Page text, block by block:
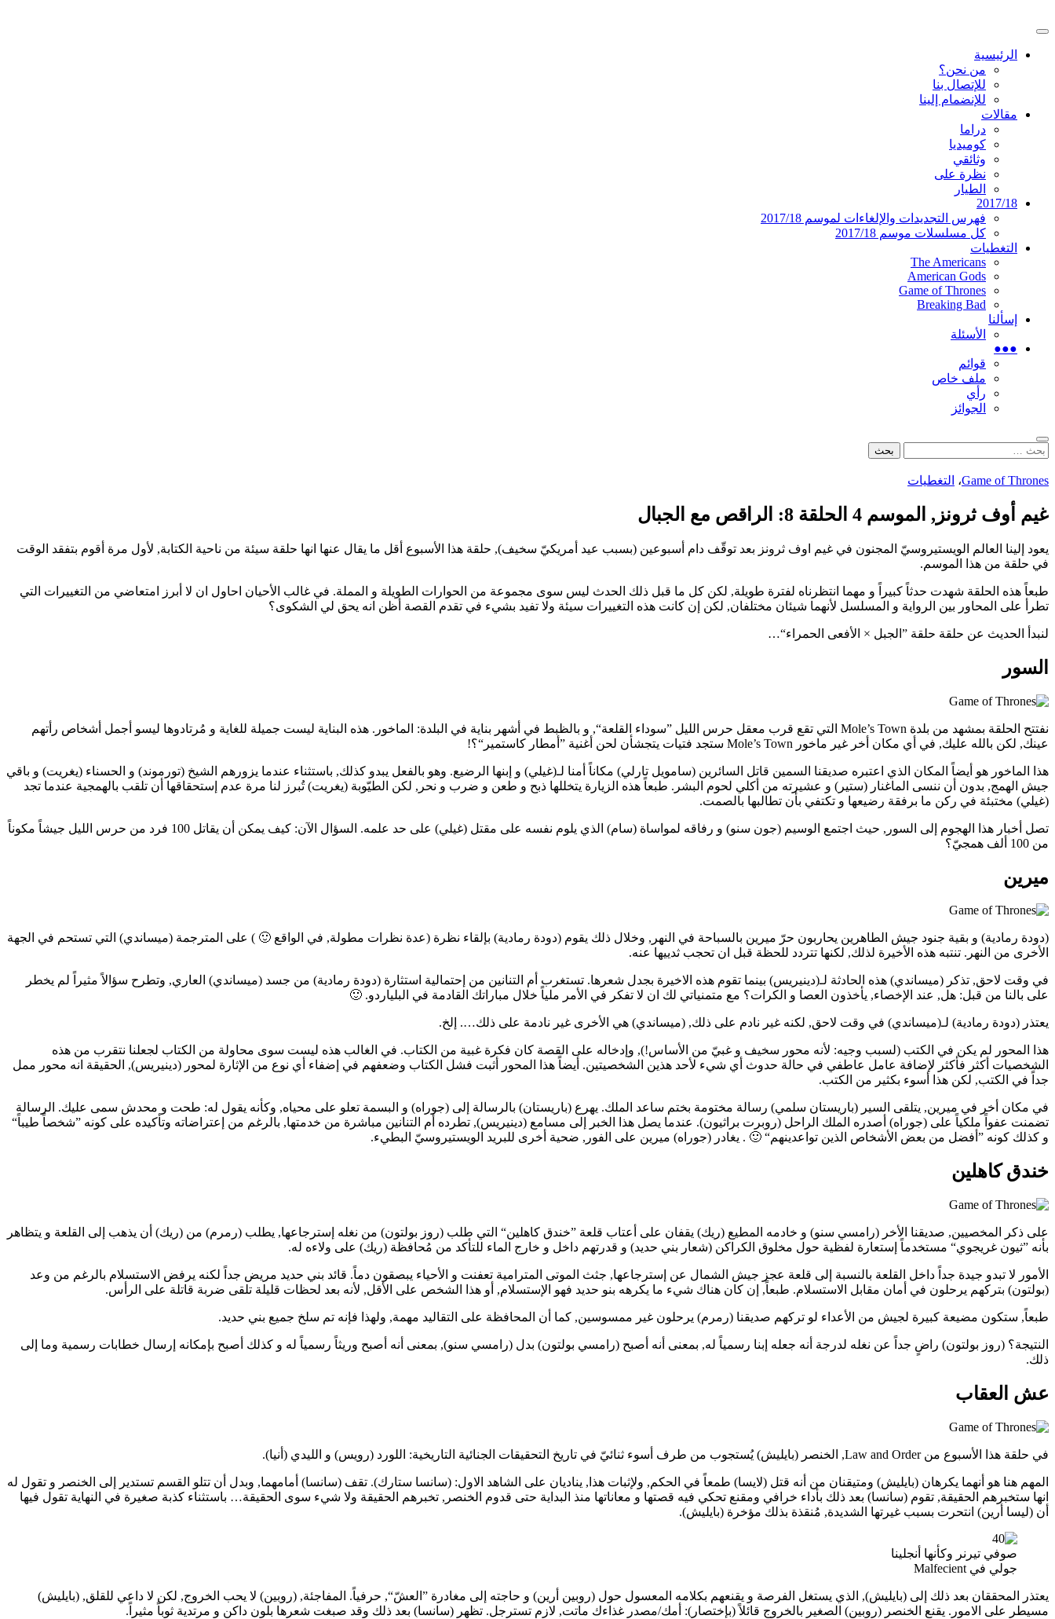
إلى
دليل التلفزيون العربي
موقع عربي متخصص في أخبار ومقالات حول المسلسلات الأجنبية
القائمة
الرئيسيةالرئيسية
من نحن؟
للإتصال بنا
للإنضمام إلينا
مقالات
دراما
كوميديا
وثائقي
نظرة على
الطيار
2017/18
فهرس التجديدات والإلغاءات لموسم 2017/18
كل مسلسلات موسم 2017/18
التغطيات
The Americans
American Gods
Game of Thrones
Breaking Bad
إسألنا
الأسئلة
●●●
قوائم
ملف خاص
رأي
الجوائز
بحث
البحث
Game of Thrones، التغطيات
غيم أوف ثرونز, الموسم 4 الحلقة 8: الراقص مع الجبال
يعود إلينا العالم الويستيروسيّ المجنون في غيم اوف ثرونز بعد توقّف دام أسبوعين (بسبب عيد أمريكيّ سخيف), حلقة هذا الأسبوع أقل ما يقال عنها انها حلقة سيئة من ناحية الكتابة, لأول مرة أقوم بتفقد الوقت
في حلقة من هذا الموسم.
طبعاً هذه الحلقة شهدت حدثاً كبيراً و مهما انتظرناه لفترة طويلة, لكن كل ما قبل ذلك الحدث ليس سوى مجموعة من الحوارات الطويلة و المملة. في غالب الأحيان احاول ان لا أبرز امتعاضي من التغييرات التي
تطرأ على المحاور بين الرواية و المسلسل لأنهما شيئان مختلفان, لكن إن كانت هذه التغييرات سيئة ولا تفيد بشيء في تقدم القصة أظن انه يحق لي الشكوى؟
لنبدأ الحديث عن حلقة حلقة ”الجبل × الأفعى الحمراء“…
السور
نفتتح الحلقة بمشهد من بلدة Mole’s Town التي تقع قرب معقل حرس الليل ”سوداء القلعة“, و بالظبط في أشهر بناية في البلدة: الماخور. هذه البناية ليست جميلة للغاية و مُرتادوها ليسو أجمل أشخاص رأتهم
عينك, لكن بالله عليك, في أي مكان أخر غير ماخور Mole’s Town ستجد فتيات يتجشأن لحن أغنية ”أمطار كاستمير“؟!
هذا الماخور هو أيضاً المكان الذي اعتبره صديقنا السمين قاتل السائرين (سامويل تارلي) مكاناً أمنا لـ(غيلي) و إبنها الرضيع. وهو بالفعل يبدو كذلك, باستثناء عندما يزورهم الشيخ (تورموند) و الحسناء (يغريت) و باقي
جيش الهمج, بدون أن ننسى الماغنار (ستير) و عشيرته من أكلي لحوم البشر. طبعاً هذه الزيارة يتخللها ذبح و طعن و ضرب و نحر, لكن الطيّوبة (يغريت) تُبرز لنا مرة عدم إستحقاقها أن تلقب بالهمجية عندما تجد
(غيلي) مختبئة في ركن ما برفقة رضيعها و تكتفي بأن تطالبها بالصمت.
تصل أخبار هذا الهجوم إلى السور, حيث اجتمع الوسيم (جون سنو) و رفاقه لمواساة (سام) الذي يلوم نفسه على مقتل (غيلي) على حد علمه. السؤال الآن: كيف يمكن أن يقاتل 100 فرد من حرس الليل جيشاً مكوناً
من 100 ألف همجيّ؟
ميرين
(دودة رمادية) و بقية جنود جيش الطاهرين يحاربون حرّ ميرين بالسباحة في النهر, وخلال ذلك يقوم (دودة رمادية) بإلقاء نظرة (عدة نظرات مطولة, في الواقع 🙂 ) على المترجمة (ميساندي) التي تستحم في الجهة
الأخرى من النهر. تنتبه هذه الأخيرة لذلك, لكنها تتردد للحظة قبل ان تحجب ثدييها عنه.
في وقت لاحق, تذكر (ميساندي) هذه الحادثة لـ(دينيريس) بينما تقوم هذه الاخيرة بجدل شعرها. تستغرب أم التنانين من إحتمالية استثارة (دودة رمادية) من جسد (ميساندي) العاري, وتطرح سؤالاً مثيراً لم يخطر
على بالنا من قبل: هل, عند الإخصاء, يأخذون العصا و الكرات؟ مع متمنياتي لك ان لا تفكر في الأمر ملياً خلال مباراتك القادمة في البلياردو. 🙂
يعتذر (دودة رمادية) لـ(ميساندي) في وقت لاحق, لكنه غير نادم على ذلك, (ميساندي) هي الأخرى غير نادمة على ذلك…. إلخ.
هذا المحور لم يكن في الكتب (لسبب وجيه: لأنه محور سخيف و غبيّ من الأساس!), وإدخاله على القصة كان فكرة غبية من الكتاب. في الغالب هذه ليست سوى محاولة من الكتاب لجعلنا نتقرب من هذه
الشخصيات أكثر فأكثر لإضافة عامل عاطفي في حالة حدوث أي شيء لأحد هذين الشخصيتين. أيضاً هذا المحور أثبت فشل الكتاب وضعفهم في إضفاء أي نوع من الإثارة لمحور (دينيريس), الحقيقة انه محور ممل
جداً في الكتب, لكن هذا أسوء بكثير من الكتب.
في مكان أخر في ميرين, يتلقى السير (باريستان سلمي) رسالة مختومة بختم ساعد الملك. يهرع (باريستان) بالرسالة إلى (جوراه) و البسمة تعلو على محياه, وكأنه يقول له: طحت و محدش سمى عليك. الرسالة
تضمنت عفواً ملكياً على (جوراه) أصدره الملك الراحل (روبرت براثيون). عندما يصل هذا الخبر إلى مسامع (دينيريس), تطرده أم التنانين مباشرة من خدمتها, بالرغم من إعتراضاته وتأكيده على كونه ”شخصاً طيباً“
و كذلك كونه ”أفضل من بعض الأشخاص الذين تواعدينهم“ 🙂 . يغادر (جوراه) ميرين على الفور, ضحية أخرى للبريد الويستيروسيّ البطيء.
خندق كاهلين
على ذكر المخصيين, صديقنا الأخر (رامسي سنو) و خادمه المطيع (ريك) يقفان على أعتاب قلعة ”خندق كاهلين“ التي طلب (روز بولتون) من نغله إسترجاعها, يطلب (رمرم) من (ريك) أن يذهب إلى القلعة و يتظاهر
بأنه ”ثيون غريجوي“ مستخدماً إستعارة لفظية حول مخلوق الكراكن (شعار بني حديد) و قدرتهم داخل و خارج الماء للتأكد من مُحافظة (ريك) على ولاءه له.
الأمور لا تبدو جيدة جداً داخل القلعة بالنسبة إلى قلعة عجز جيش الشمال عن إسترجاعها, جثث الموتى المترامية تعفنت و الأحياء يبصقون دماً. قائد بني حديد مريض جداً لكنه يرفض الاستسلام بالرغم من وعد
(بولتون) بتركهم يرحلون في أمان مقابل الاستسلام. طبعاً, إن كان هناك شيء ما يكرهه بنو حديد فهو الإستسلام, أو هذا الشخص على الأقل, لأنه بعد لحظات قليلة تلقى ضربة قاتلة على الرأس.
طبعاً, ستكون مضيعة كبيرة لجيش من الأعداء لو تركهم صديقنا (رمرم) يرحلون غير ممسوسين, كما أن المحافظة على التقاليد مهمة, ولهذا فإنه تم سلخ جميع بني حديد.
النتيجة؟ (روز بولتون) راضٍ جداً عن نغله لدرجة أنه جعله إبنا رسمياً له, بمعنى أنه أصبح (رامسي بولتون) بدل (رامسي سنو), بمعنى أنه أصبح وريثاً رسمياً له و كذلك أصبح بإمكانه إرسال خطابات رسمية وما إلى
ذلك.
عش العقاب
في حلقة هذا الأسبوع من Law and Order, الخنصر (بايليش) يُستجوب من طرف أسوء ثنائيّ في تاريخ التحقيقات الجنائية التاريخية: اللورد (رويس) و الليدي (أنيا).
المهم هنا هو أنهما يكرهان (بايليش) ومتيقنان من أنه قتل (لايسا) طمعاً في الحكم, ولإثبات هذا, يناديان على الشاهد الاول: (سانسا ستارك). تقف (سانسا) أمامهما, وبدل أن تتلو القسم تستدير إلى الخنصر و تقول له
انها ستخبرهم الحقيقة, تقوم (سانسا) بعد ذلك بأداء خرافي ومقنع تحكي فيه قصتها و معاناتها منذ البداية حتى قدوم الخنصر, تخبرهم الحقيقة ولا شيء سوى الحقيقة… باستثناء كذبة صغيرة في النهاية تقول فيها
أن (ليسا أرين) انتحرت بسبب غيرتها الشديدة, مُنقذة بذلك مؤخرة (بايليش).
صوفي تيرنر وكأنها أنجلينا
جولي في Malfecient
يعتذر المحققان بعد ذلك إلى (بايليش), الذي يستغل الفرصة و يقنعهم بكلامه المعسول حول (روبين أرين) و حاجته إلى مغادرة ”العشّ“, حرفياً. المفاجئة, (روبين) لا يحب الخروج, لكن لا داعي للقلق, (بايليش)
مسيطر على الامور. يقنع الخنصر (روبين) الصغير بالخروج قائلاً (بإختصار): أمك/مصدر غذاءك ماتت, لازم تسترجل. تظهر (سانسا) بعد ذلك وقد صبغت شعرها بلون داكن و مرتدية ثوباً مثيراً.